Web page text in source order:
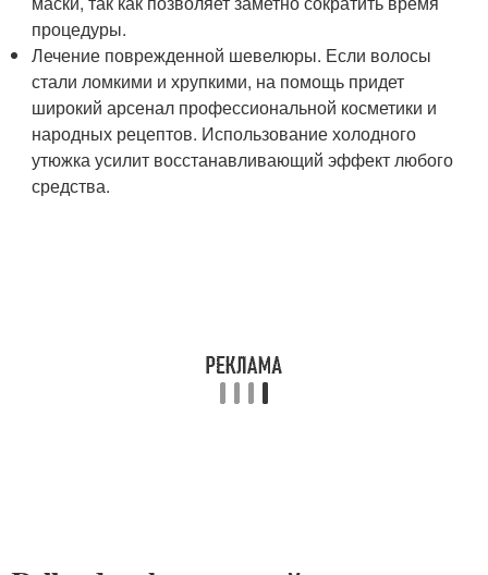
процедуры.
Лечение поврежденной шевелюры. Если волосы
стали ломкими и хрупкими, на помощь придет
широкий арсенал профессиональной косметики и
народных рецептов. Использование холодного
утюжка усилит восстанавливающий эффект любого
средства.